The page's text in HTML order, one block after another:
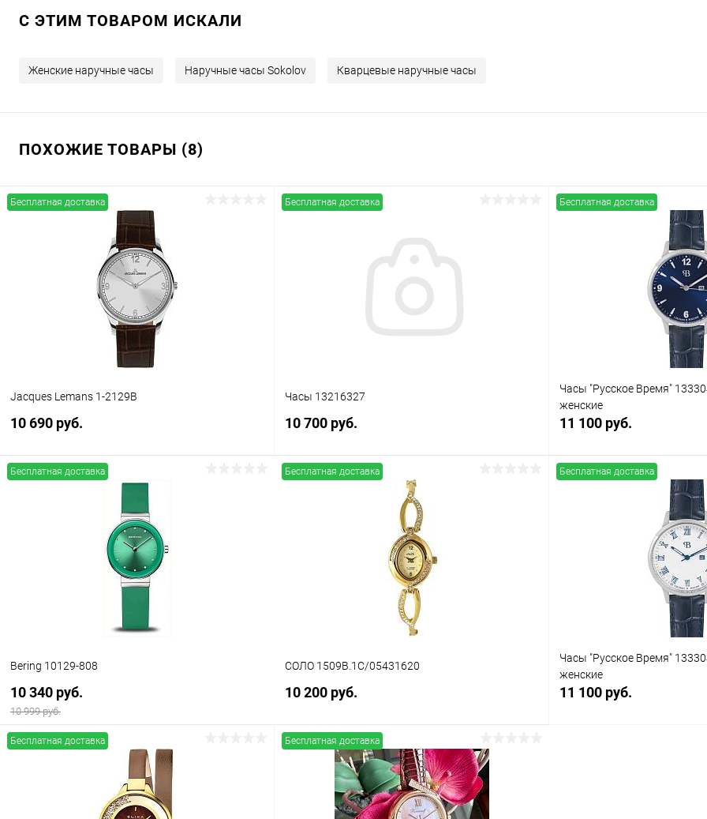
C ЭТИМ ТОВАРОМ ИСКАЛИ
Женские наручные часы Наручные часы Sokolov Кварцевые наручные часы
ПОХОЖИЕ ТОВАРЫ (8)
Бесплатная доставка
Jacques Lemans 1-2129B
10 690 руб.
В корзину
В наличии
Бесплатная доставка
Часы 13216327
10 700 руб.
В корзину
Бесплатная доставка
Часы "Русское Время"
женские
11 100 руб.
В
Бесплатная доставка
Bering 10129-808
10 340 руб.
10 999 руб.
В корзину
Бесплатная доставка
СОЛО 1509В.1С/05431620
10 200 руб.
В корзину
Купить в 1 клик Сравнение
Бесплатная доставка
Часы "Русское Время"
женские
11 100 руб.
Бесплатная доставка Бесплатная доставка